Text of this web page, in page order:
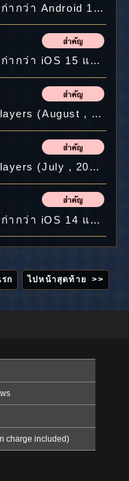
[แก้ไข]สำหรับผู้ใช้ที่ใช้ OS ที่เก่ากว่า Android 10 โปรดทำการอัปเดต
[แก้ไข]สำหรับผู้ใช้ที่ใช้ OS ที่เก่ากว่า iOS 15 และ iPadOS 15โปรดทำการอัปเดต
Announcement on Banned Players (August , 2025)
Announcement on Banned Players (July , 2025)
[แก้ไข]สำหรับผู้ใช้ที่ใช้ OS ที่เก่ากว่า iOS 14 และ iPadOS 14โปรดทำการอัปเดต
ก ไปหน้าสุดท้าย >>
charge included)